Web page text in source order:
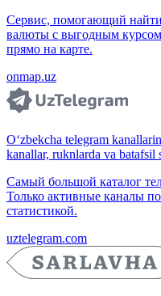
Сервис, помогающий
валюты с выгодным
прямо на карте.
onmap.uz
O‘zbekcha telegram
kanallar, ruknlarda va batafsil
Самый большой каталог
Только активные каналы
статистикой.
uztelegram.com